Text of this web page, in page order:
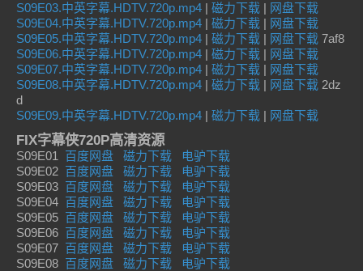
S09E03.中英字幕.HDTV.720p.mp4 | 磁力下载 | 网盘下载
S09E04.中英字幕.HDTV.720p.mp4 | 磁力下载 | 网盘下载
S09E05.中英字幕.HDTV.720p.mp4 | 磁力下载 | 网盘下载 7af8
S09E06.中英字幕.HDTV.720p.mp4 | 磁力下载 | 网盘下载
S09E07.中英字幕.HDTV.720p.mp4 | 磁力下载 | 网盘下载
S09E08.中英字幕.HDTV.720p.mp4 | 磁力下载 | 网盘下载 2dz
d
S09E09.中英字幕.HDTV.720p.mp4 | 磁力下载 | 网盘下载
FIX字幕侠720P高清资源
S09E01 百度网盘 磁力下载
电驴下载
S09E02 百度网盘 磁力下载
电驴下载
S09E03 百度网盘 磁力下载
电驴下载
S09E04 百度网盘 磁力下载
电驴下载
S09E05 百度网盘 磁力下载
电驴下载
S09E06 百度网盘 磁力下载
电驴下载
S09E07 百度网盘 磁力下载
电驴下载
S09E08 百度网盘 磁力下载
电驴下载